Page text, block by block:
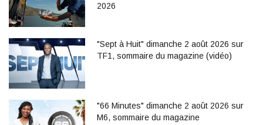
2026
"Sept à Huit" dimanche 2 août 2026 sur
TF1, sommaire du magazine (vidéo)
"66 Minutes" dimanche 2 août 2026 sur
M6, sommaire du magazine